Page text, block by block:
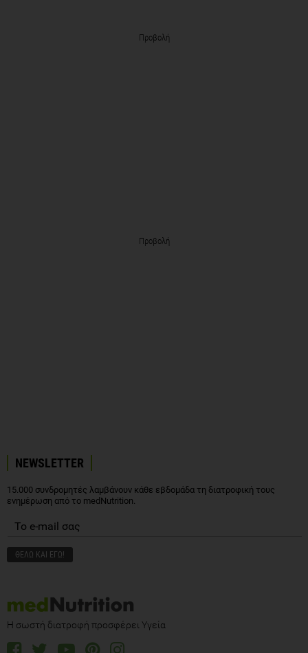
Προβολή
Προβολή
NEWSLETTER
15.000 συνδρομητές λαμβάνουν κάθε εβδομάδα τη διατροφική τους
ενημέρωση από το medNutrition.
Η σωστή διατροφή προσφέρει Υγεία